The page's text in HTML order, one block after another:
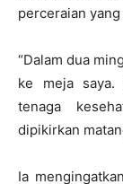
perceraian
“Dalam dua
ke meja saya.
tenaga
dipikirkan
Ia